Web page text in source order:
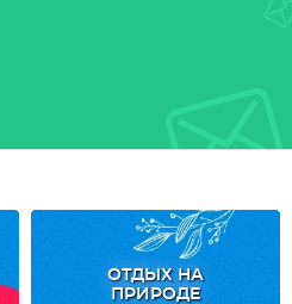
ОТДЫХ НА
ПРИРОДЕ